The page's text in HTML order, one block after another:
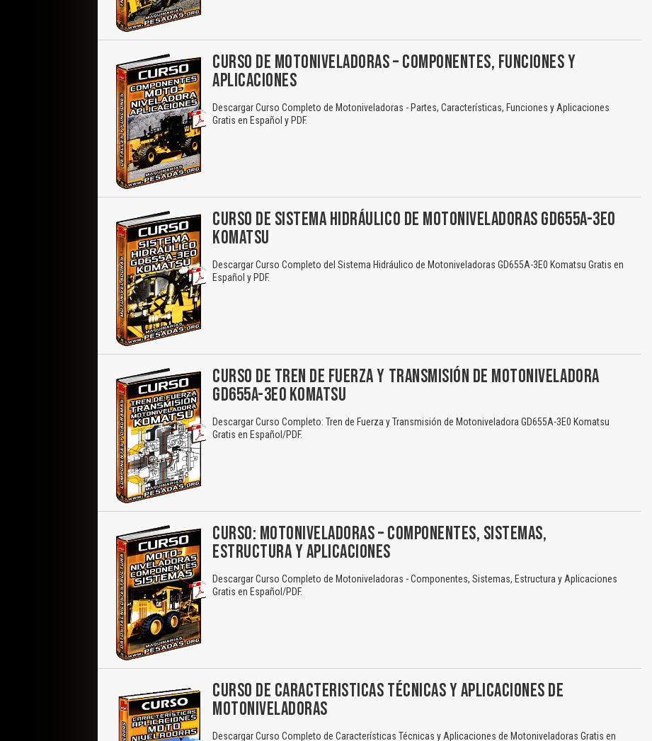
CURSO DE MOTONIVELADORAS – COMPONENTES, FUNCIONES Y
APLICACIONES
Descargar Curso Completo de Motoniveladoras - Partes, Características, Funciones y Aplicaciones
Gratis en Español y PDF.
CURSO DE SISTEMA HIDRÁULICO DE MOTONIVELADORAS GD655A-3E0
KOMATSU
Descargar Curso Completo del Sistema Hidráulico de Motoniveladoras GD655A-3E0 Komatsu Gratis en
Español y PDF.
CURSO DE TREN DE FUERZA Y TRANSMISIÓN DE MOTONIVELADORA
GD655A-3E0 KOMATSU
Descargar Curso Completo: Tren de Fuerza y Transmisión de Motoniveladora GD655A-3E0 Komatsu
Gratis en Español/PDF.
CURSO: MOTONIVELADORAS – COMPONENTES, SISTEMAS,
ESTRUCTURA Y APLICACIONES
Descargar Curso Completo de Motoniveladoras - Componentes, Sistemas, Estructura y Aplicaciones
Gratis en Español/PDF.
CURSO DE CARACTERISTICAS TÉCNICAS Y APLICACIONES DE
MOTONIVELADORAS
Descargar Curso Completo de Características Técnicas y Aplicaciones de Motoniveladoras Gratis en
No carga o no se visualiza el contenido.